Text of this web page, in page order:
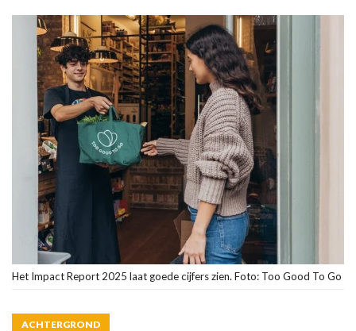
Het Impact Report 2025 laat goede cijfers zien. Foto: Too Good To Go
ACHTERGROND